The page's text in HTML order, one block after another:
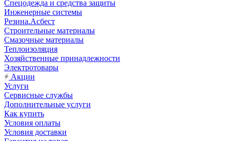
Спецодежда и средства защиты
Инженерные системы
Резина.Асбест
Строительные материалы
Смазочные материалы
Теплоизоляция
Хозяйственные принадлежности
Электротовары
Акции
Услуги
Сервисные службы
Дополнительные услуги
Как купить
Условия оплаты
Условия доставки